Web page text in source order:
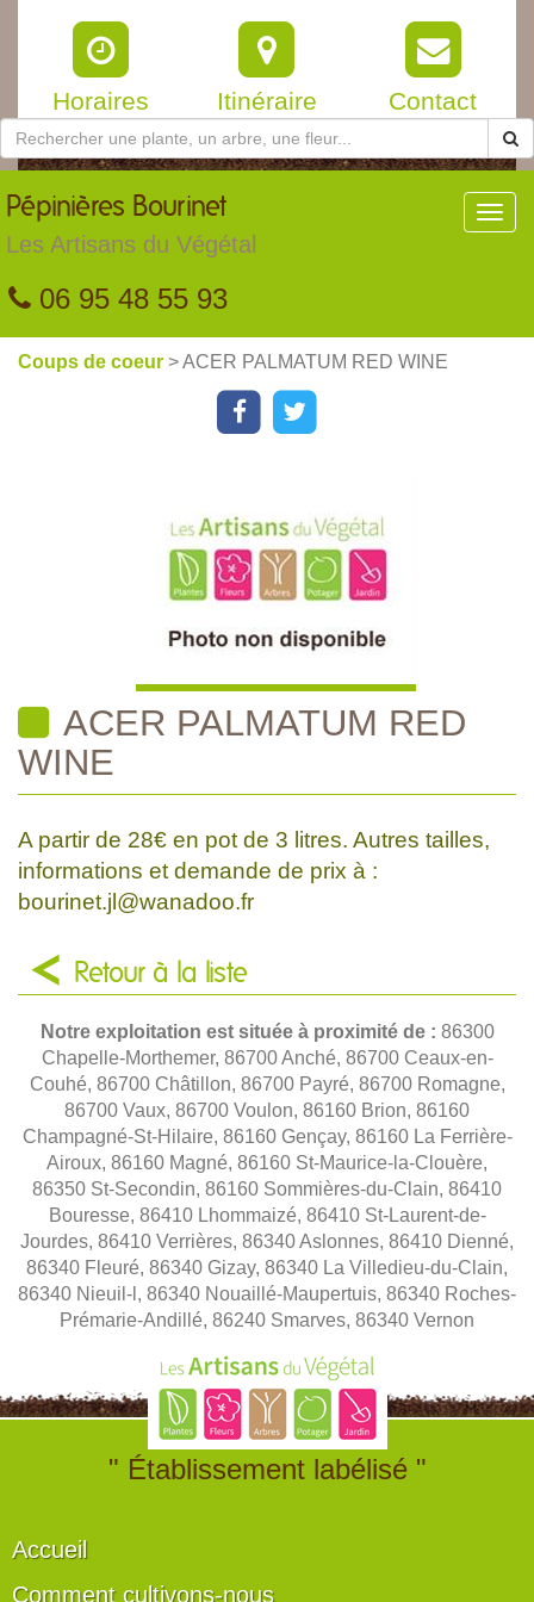
Horaires Itinéraire Contact
Pépinières Bourinet
Les Artisans du Végétal
06 95 48 55 93
Coups de coeur > ACER PALMATUM RED WINE
ACER PALMATUM RED
WINE
A partir de 28€ en pot de 3 litres. Autres tailles,
informations et demande de prix à :
bourinet.jl@wanadoo.fr
Retour à la liste
Notre exploitation est située à proximité de : 86300
Chapelle-Morthemer, 86700 Anché, 86700 Ceaux-en-
Couhé, 86700 Châtillon, 86700 Payré, 86700 Romagne,
86700 Vaux, 86700 Voulon, 86160 Brion, 86160
Champagné-St-Hilaire, 86160 Gençay, 86160 La Ferrière-
Airoux, 86160 Magné, 86160 St-Maurice-la-Clouère,
86350 St-Secondin, 86160 Sommières-du-Clain, 86410
Bouresse, 86410 Lhommaizé, 86410 St-Laurent-de-
Jourdes, 86410 Verrières, 86340 Aslonnes, 86410 Dienné,
86340 Fleuré, 86340 Gizay, 86340 La Villedieu-du-Clain,
86340 Nieuil-l, 86340 Nouaillé-Maupertuis, 86340 Roches-
Prémarie-Andillé, 86240 Smarves, 86340 Vernon
" Établissement labélisé "
Accueil
Comment cultivons-nous